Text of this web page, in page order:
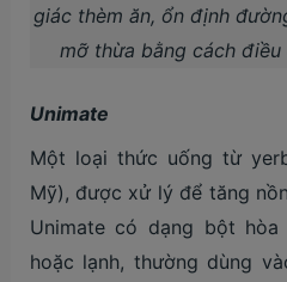
giác thèm ăn, ổn định
mỡ thừa bằng cách
Unimate
Một loại thức uống từ
Mỹ), được xử lý để tăng
Unimate có dạng bột
hoặc lạnh, thường dùng